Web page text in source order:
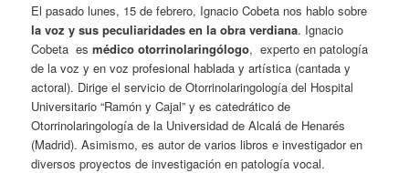
El pasado lunes, 15 de febrero, Ignacio Cobeta nos hablo sobre
la voz y sus peculiaridades en la obra verdiana. Ignacio
Cobeta esmédico otorrinolaringólogo, experto en patología
de la voz y en voz profesional hablada y artística (cantada y
actoral). Dirige el servicio de Otorrinolaringología del Hospital
Universitario “Ramón y Cajal” y es catedrático de
Otorrinolaringología de la Universidad de Alcalá de Henarés
(Madrid). Asimismo, es autor de varios libros e investigador en
diversos proyectos de investigación en patología vocal.